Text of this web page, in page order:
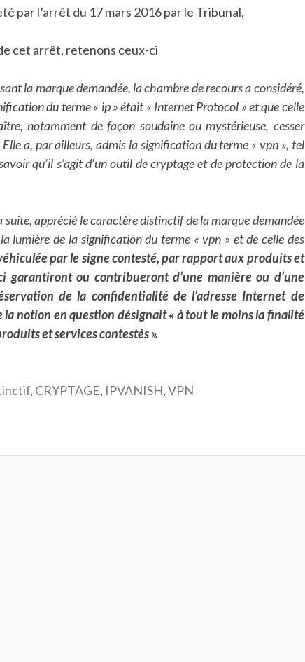
par l’arrêt du 17 mars 2016 par le Tribunal,
cet arrêt, retenons ceux-ci
la marque demandée, la chambre de recours a considéré,
du terme « ip » était « Internet Protocol » et que celle
notamment de façon soudaine ou mystérieuse, cesser
Elle a, par ailleurs, admis la signification du terme « vpn », tel
qu’il s’agit d’un outil de cryptage et de protection de la
apprécié le caractère distinctif de la marque demandée
lumière de la signification du terme « vpn » et de celle des
par le signe contesté, par rapport aux produits et
garantiront ou contribueront d’une manière ou d’une
de la confidentialité de l’adresse Internet de
la notion en question désignait « à tout le moins la finalité
et services contestés ».
, CRYPTAGE, IPVANISH,VPN